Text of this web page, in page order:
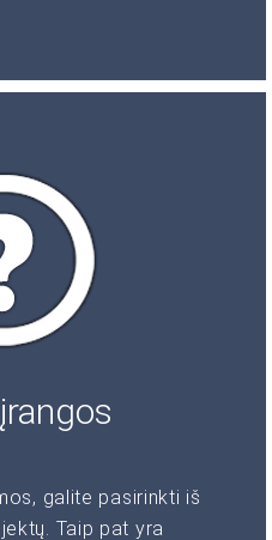
galite pasirinkti iš
Taip pat yra